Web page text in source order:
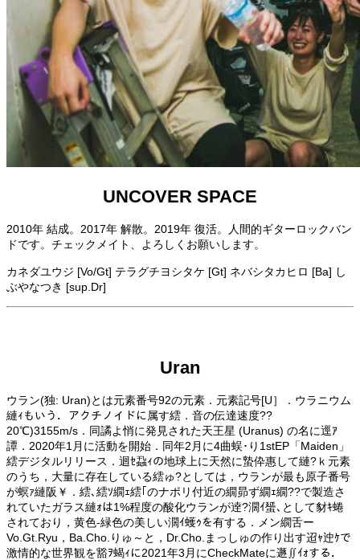
UNCOVER SPACE
2010年 結成。2017年 解散。2019年 復活。人間的ギターロックバン
ドです。チェックメイト、よろしくお願いします。
カネダユウジ [Vo/Gt] テラグチヨシタケ [Gt] ネバシタカヒロ [Ba] し
ぶやなつき [sup.Dr]
Uran
ウラン(独: Uran)とは元素番号92の元素．元素記号[U］．ウラニウム
縺ｨもいう．アクチノイドに属す繧．音の伝達速度??
20℃)3155m/s．同譎よ悄に発見された天王星 (Uranus) の名に逕ｱ
譚．2020年1月に活動を開始．同年2月に4曲蜈･り1stEP「Maiden」
繧デジタルリリース．迴ｾ蝨ｨの地球上に天然に蟄伜惠して縺?ｋ元素
のうち，大量に存在している繧ゅ?としては，ウランが最も原子番号
が螟ｧ縺阪￥．繧､繧ｿ繝ｪ繧｢のナポリ付近の繝昴ず繝ｪ繝??で製造さ
れていたガラス縺ｫは1%程度の酸化ウランが逹?濶ｲ蜑､として豺ｷ蜷
されており，黄色-緑色の美しい濶ｲ蠖ｩを有する．メン繝舌ー
Vo.Gt.Ryu，Ba.Cho.りゅ～と，Dr.Cho.まっしゅの作り出す迢ｬ迚ｹで
激情的な世界観を豁ｦ蝎ｨに2021年3月にCheckMateに遯∬ｲｫする．